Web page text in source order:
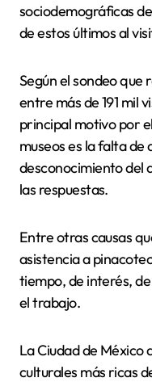
sociodemográficas
de estos últimos al
Según el sondeo que
entre más de 191 mil
principal motivo por
museos es la falta de
desconocimiento del
las respuestas.
Entre otras causas
asistencia a
tiempo, de interés,
el trabajo.
La Ciudad de México
culturales más ricas